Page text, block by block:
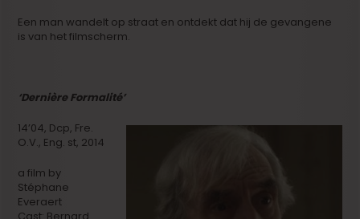
Een man wandelt op straat en ontdekt dat hij de gevangene
is van het filmscherm.
‘Dernière Formalité’
14’04, Dcp, Fre.
O.V., Eng. st, 2014
a film by
Stéphane
Everaert
Cast: Bernard